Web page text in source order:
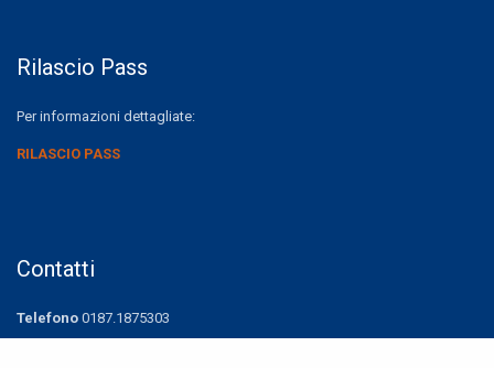
Rilascio Pass
Per informazioni dettagliate:
RILASCIO PASS
Contatti
Telefono 0187.1875303